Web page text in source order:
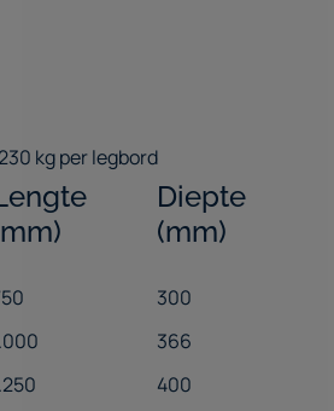
300
366
500
600
700
kg per legbord
Diepte
(mm)
300
366
400